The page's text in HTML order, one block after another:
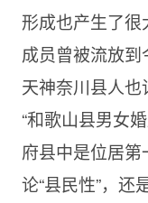
形成也产生了
成员曾被流放
天神奈川县人
“和歌山县男女
府县中是位居第
论“县民性”，还